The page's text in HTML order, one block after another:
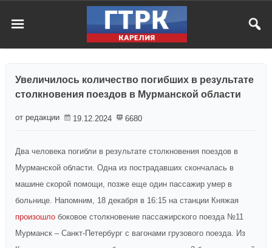
Увеличилось количество погибших в результате
столкновения поездов в Мурманской области
от редакции 19.12.2024 6680
Два человека погибли в результате столкновения поездов в
Мурманской области. Одна из пострадавших скончалась в
машине скорой помощи, позже еще один пассажир умер в
больнице. Напомним, 18 декабря в 16:15 на станции Княжая
произошло боковое столкновение пассажирского поезда №11
Мурманск – Санкт-Петербург с вагонами грузового поезда. Из